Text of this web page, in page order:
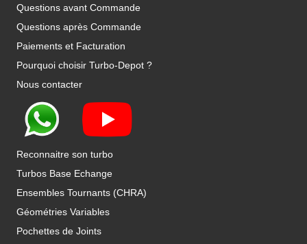
Questions avant Commande
Questions après Commande
Paiements et Facturation
Pourquoi choisir Turbo-Depot ?
Nous contacter
Reconnaitre son turbo
Turbos Base Echange
Ensembles Tournants (CHRA)
Géométries Variables
Pochettes de Joints